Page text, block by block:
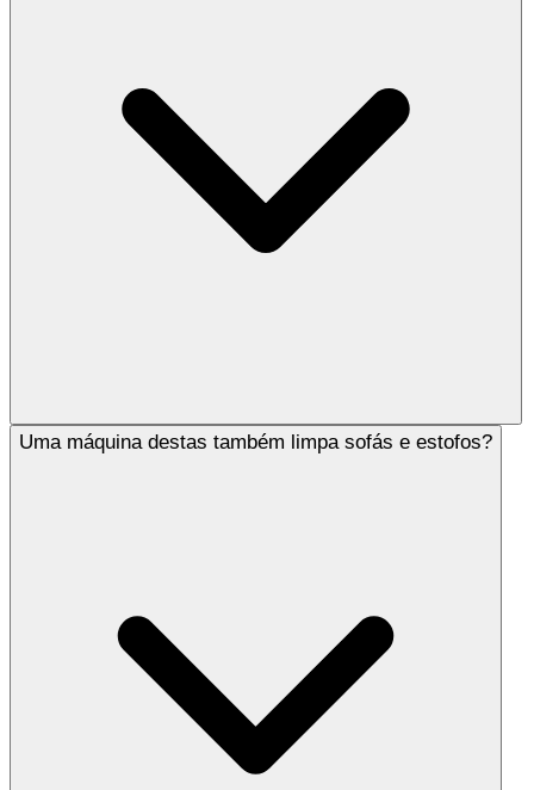
Uma máquina destas também limpa sofás e estofos?